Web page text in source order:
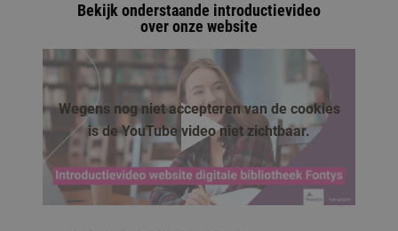
Bekijk onderstaande introductievideo
over onze website
afspelen
Wegens nog niet accepteren van de cookies
is de YouTube video niet zichtbaar.